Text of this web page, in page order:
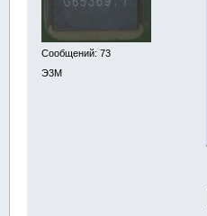
Сообщений: 73
Э3М